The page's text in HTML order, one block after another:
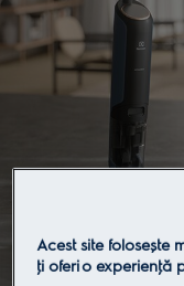
Acest site folosește
ţi oferi o experienţă